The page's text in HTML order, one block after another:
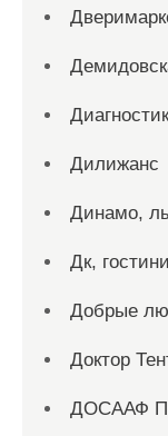
Дилижанс
Динамо,
Дк,
Добрые
Доктор
ДОСААФ